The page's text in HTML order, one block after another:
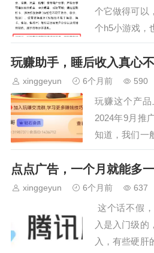
个它做得可以
个h5小游戏，
在的ai确实很
说简直就是一
它的功能利用
玩赚助手，睡后收入真心不
xinggeyun 6个月前 590
玩赚这个产
2024年9月推
知道，我们一
因为这类产品
过2年的产品
说这个很老的
点点广告，一个月就能多
xinggeyun 6个月前 637
这个话不假
入是入门级的
入，有些硬肝